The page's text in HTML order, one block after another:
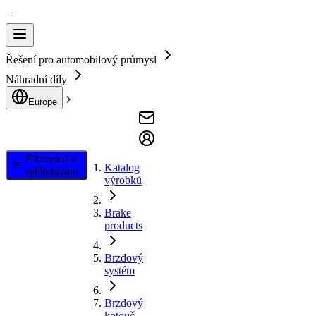
Řešení pro automobilový průmysl
Náhradní díly
Europe
Filtrování a
vyhledávání
Katalog
výrobků
Brake
products
Brzdový
systém
Brzdový